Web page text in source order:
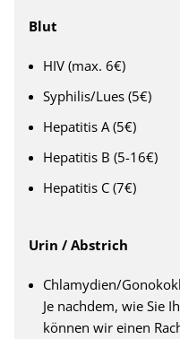
Blut
HIV (max. 6€)
Syphilis/Lues (5€)
Hepatitis A (5€)
Hepatitis B (5-16€)
Hepatitis C (7€)
Urin / Abstrich
Chlamydien/
Je nachdem, wie Sie
können wir einen